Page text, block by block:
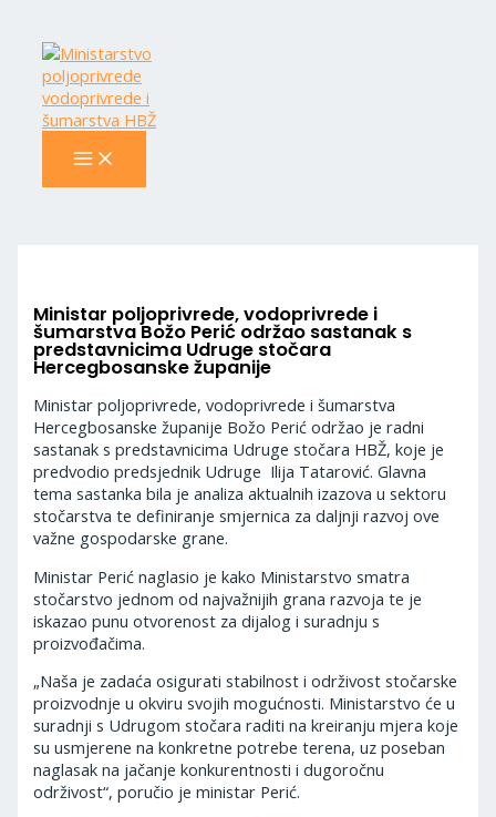
content
Ministar poljoprivrede, vodoprivrede i
šumarstva Božo Perić održao sastanak s
predstavnicima Udruge stočara
Hercegbosanske županije
Ministar poljoprivrede, vodoprivrede i šumarstva
Hercegbosanske županije Božo Perić održao je radni
sastanak s predstavnicima Udruge stočara HBŽ, koje je
predvodio predsjednik Udruge Ilija Tatarović. Glavna
tema sastanka bila je analiza aktualnih izazova u sektoru
stočarstva te definiranje smjernica za daljnji razvoj ove
važne gospodarske grane.
Ministar Perić naglasio je kako Ministarstvo smatra
stočarstvo jednom od najvažnijih grana razvoja te je
iskazao punu otvorenost za dijalog i suradnju s
proizvođačima.
„Naša je zadaća osigurati stabilnost i održivost stočarske
proizvodnje u okviru svojih mogućnosti. Ministarstvo će u
suradnji s Udrugom stočara raditi na kreiranju mjera koje
su usmjerene na konkretne potrebe terena, uz poseban
naglasak na jačanje konkurentnosti i dugoročnu
održivost“, poručio je ministar Perić.